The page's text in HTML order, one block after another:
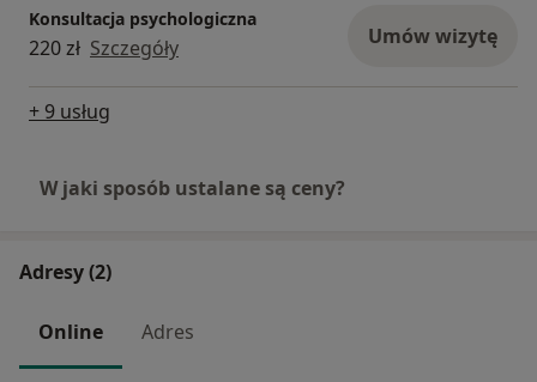
Konsultacja psychologiczna
220 zł Szczegóły Umów wizytę
+ 9 usług
W jaki sposób ustalane są ceny?
Adresy (2)
Online Adres